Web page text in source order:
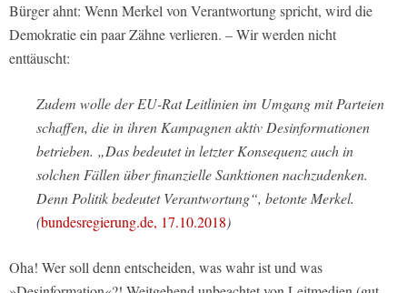
Bürger ahnt: Wenn Merkel von Verantwortung spricht, wird die
Demokratie ein paar Zähne verlieren. – Wir werden nicht
enttäuscht:
Zudem wolle der EU-Rat Leitlinien im Umgang mit Parteien
schaffen, die in ihren Kampagnen aktiv Desinformationen
betrieben. „Das bedeutet in letzter Konsequenz auch in
solchen Fällen über finanzielle Sanktionen nachzudenken.
Denn Politik bedeutet Verantwortung“, betonte Merkel.
(bundesregierung.de, 17.10.2018)
Oha! Wer soll denn entscheiden, was wahr ist und was